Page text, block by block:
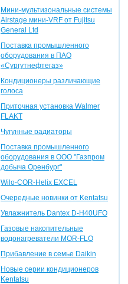
Мини-мультизональные системы
Airstage мини-VRF от Fujitsu
General Ltd
Поставка промышленного
оборудования в ПАО
«Сургутнефтегаз»
Кондиционеры различающие
голоса
Приточная установка Walmer
FLAKT
Чугунные радиаторы
Поставка промышленного
оборудования в ООО "Газпром
добыча Оренбург"
Wilo-COR-Helix EXCEL
Очередные новинки от Kentatsu
Увлажнитель Dantex D-H40UFO
Газовые накопительные
водонагреватели MOR-FLO
Прибавление в семье Daikin
Новые серии кондиционеров
Kentatsu